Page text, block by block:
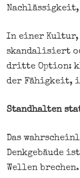
Nachlässigkeit,
In einer Kultur,
skandalisiert
dritte Option:
der Fähigkeit,
Standhalten
Das
Denkgebäude
Wellen